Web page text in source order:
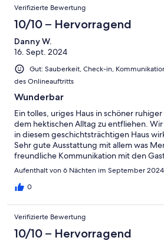
Verifizierte Bewertung
10/10 – Hervorragend
Danny W.
16. Sept. 2024
Gut: Sauberkeit, Check-in,
des Onlineauftritts
Wunderbar
Ein tolles, uriges Haus in schöner
dem hektischen Alltag zu entfliehen.
in diesem geschichtsträchtigen Haus
Sehr gute Ausstattung mit allem was
freundliche Kommunikation mit den
Aufenthalt von 6 Nächten im September 2024
0
Verifizierte Bewertung
10/10 – Hervorragend